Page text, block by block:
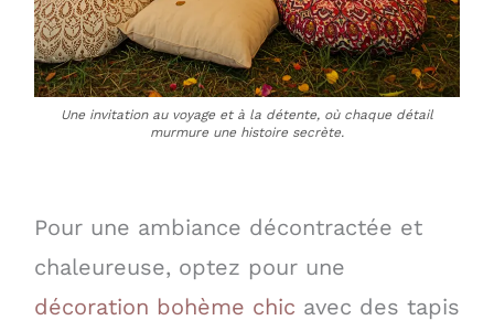
Une invitation au voyage et à la détente, où chaque détail
murmure une histoire secrète.
Pour une ambiance décontractée et
chaleureuse, optez pour une
décoration bohème chic avec des tapis